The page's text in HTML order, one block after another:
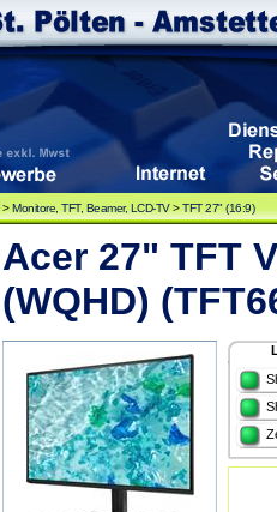
>Monitore, TFT, Beamer, LCD-TV>TFT 27" (16:9)
Acer 27" TFT
(WQHD)